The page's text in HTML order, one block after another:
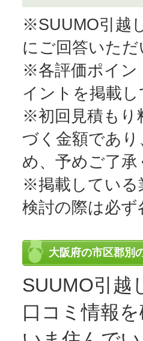
※SUUMO引越
にご回答いた
※各評価ポイン
イントを掲載し
※初回見積もり
づく金額であ
め、予めご了承
※掲載している
検討の際は必
大阪府の市区郡別
SUUMO引越
口コミ情報